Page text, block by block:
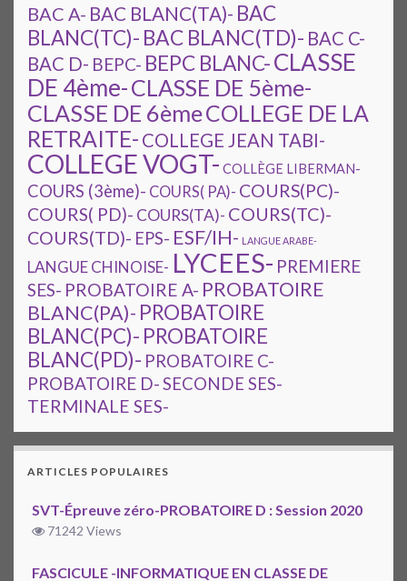
BAC A- BAC BLANC(TA)- BAC
BLANC(TC)- BAC BLANC(TD)- BAC C-
BAC D- BEPC- BEPC BLANC-CLASSE
DE 4ème-CLASSE DE 5ème-
CLASSE DE 6èmeCOLLEGE DE LA
RETRAITE- COLLEGE JEAN TABI-
COLLEGE VOGT- COLLÈGE LIBERMAN-
COURS (3ème)- COURS( PA)- COURS(PC)-
COURS( PD)- COURS(TA)- COURS(TC)-
COURS(TD)- EPS- ESF/IH- LANGUE ARABE-
LANGUE CHINOISE- LYCEES- PREMIERE
SES- PROBATOIRE A- PROBATOIRE
BLANC(PA)- PROBATOIRE
BLANC(PC)- PROBATOIRE
BLANC(PD)- PROBATOIRE C-
PROBATOIRE D-SECONDE SES-
TERMINALE SES-
ARTICLES POPULAIRES
SVT-Épreuve zéro-PROBATOIRE D : Session 2020
71242 Views
FASCICULE -INFORMATIQUE EN CLASSE DE